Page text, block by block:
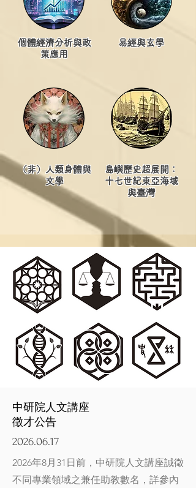
個體經濟分析與政
策應用
易經與玄學
（非）人類身體與
文學
島嶼歷史超展開：
十七世紀東亞海域
與臺灣
中研院人文講座
徵才公告
2026.06.17
2026年8月31日前，中研院人文講座誠徵
不同專業領域之兼任助教數名，詳參內